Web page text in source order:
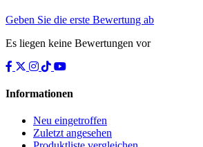
Geben Sie die erste Bewertung ab
Es liegen keine Bewertungen vor
Informationen
Neu eingetroffen
Zuletzt angesehen